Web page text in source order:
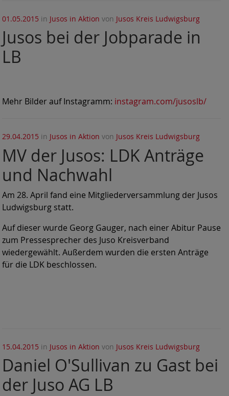
01.05.2015 in Jusos in Aktion von Jusos Kreis Ludwigsburg
Jusos bei der Jobparade in
LB
Mehr Bilder auf Instagramm: instagram.com/jusoslb/
29.04.2015 in Jusos in Aktion von Jusos Kreis Ludwigsburg
MV der Jusos: LDK Anträge
und Nachwahl
Am 28. April fand eine Mitgliederversammlung der Jusos
Ludwigsburg statt.
Auf dieser wurde Georg Gauger, nach einer Abitur Pause
zum Pressesprecher des Juso Kreisverband
wiedergewählt. Außerdem wurden die ersten Anträge
für die LDK beschlossen.
15.04.2015 in Jusos in Aktion von Jusos Kreis Ludwigsburg
Daniel O'Sullivan zu Gast bei
der Juso AG LB